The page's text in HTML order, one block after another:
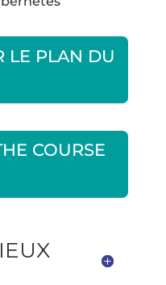
LE PLAN DU
COURSE